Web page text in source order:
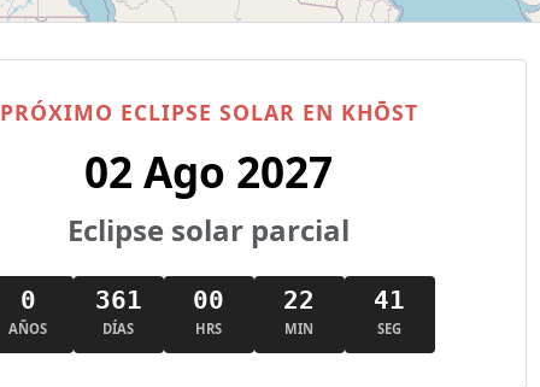
PRÓXIMO ECLIPSE SOLAR EN KHŌST
02 Ago 2027
Eclipse solar parcial
0
AÑOS
361
DÍAS
00
HRS
22
MIN
40
SEG